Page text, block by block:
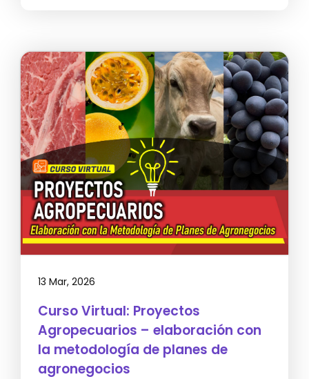
13 Mar, 2026
Curso Virtual: Proyectos
Agropecuarios – elaboración con
la metodología de planes de
agronegocios